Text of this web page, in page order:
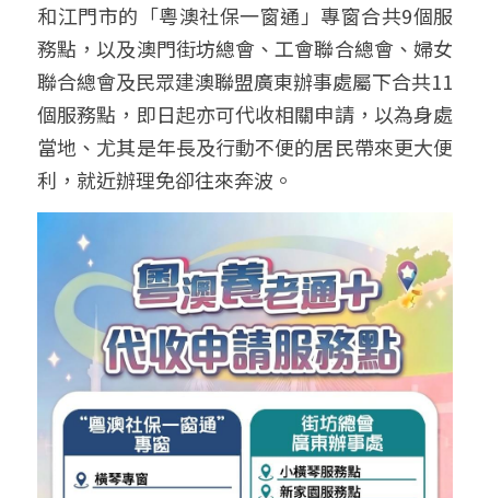
和江門市的「粵澳社保一窗通」專窗合共9個服
務點，以及澳門街坊總會、工會聯合總會、婦女
聯合總會及民眾建澳聯盟廣東辦事處屬下合共11
個服務點，即日起亦可代收相關申請，以為身處
當地、尤其是年長及行動不便的居民帶來更大便
利，就近辦理免卻往來奔波。